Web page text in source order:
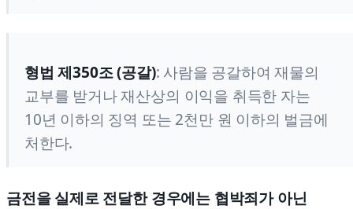
형법 제350조 (공갈): 사람을 공갈하여 재물의
교부를 받거나 재산상의 이익을 취득한 자는
10년 이하의 징역 또는 2천만 원 이하의 벌금에
처한다.
금전을 실제로 전달한 경우에는 협박죄가 아닌